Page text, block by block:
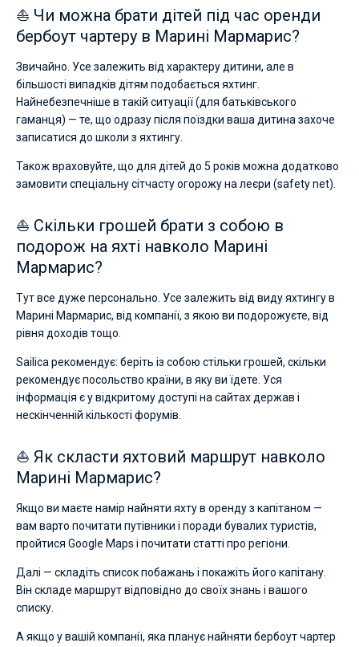
⛵ Чи можна брати дітей під час оренди
бербоут чартеру в Марині Мармарис?
Звичайно. Усе залежить від характеру дитини, але в
більшості випадків дітям подобається яхтинг.
Найнебезпечніше в такій ситуації (для батьківського
гаманця) — те, що одразу після поїздки ваша дитина захоче
записатися до школи з яхтингу.
Також враховуйте, що для дітей до 5 років можна додатково
замовити спеціальну сітчасту огорожу на леєри (safety net).
⛵ Скільки грошей брати з собою в
подорож на яхті навколо Марині
Мармарис?
Тут все дуже персонально. Усе залежить від виду яхтингу в
Марині Мармарис, від компанії, з якою ви подорожуєте, від
рівня доходів тощо.
Sailica рекомендує: беріть із собою стільки грошей, скільки
рекомендує посольство країни, в яку ви їдете. Уся
інформація є у відкритому доступі на сайтах держав і
нескінченній кількості форумів.
⛵ Як скласти яхтовий маршрут навколо
Марині Мармарис?
Якщо ви маєте намір найняти яхту в оренду з капітаном —
вам варто почитати путівники і поради бувалих туристів,
пройтися Google Maps і почитати статті про регіони.
Далі — складіть список побажань і покажіть його капітану.
Він складе маршрут відповідно до своїх знань і вашого
списку.
А якщо у вашій компанії, яка планує найняти бербоут чартер